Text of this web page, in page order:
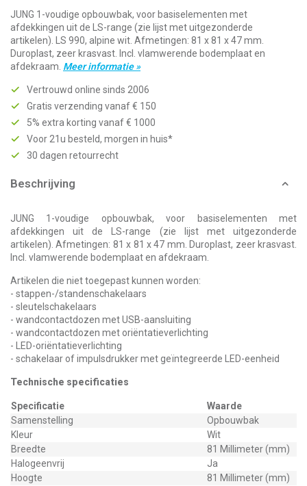
JUNG 1-voudige opbouwbak, voor basiselementen met
afdekkingen uit de LS-range (zie lijst met uitgezonderde
artikelen). LS 990, alpine wit. Afmetingen: 81 x 81 x 47 mm.
Duroplast, zeer krasvast. Incl. vlamwerende bodemplaat en
afdekraam. Meer informatie »
Vertrouwd online sinds 2006
Gratis verzending vanaf € 150
5% extra korting vanaf € 1000
Voor 21u besteld, morgen in huis*
30 dagen retourrecht
Beschrijving
JUNG 1-voudige opbouwbak, voor basiselementen met
afdekkingen uit de LS-range (zie lijst met uitgezonderde
artikelen). Afmetingen: 81 x 81 x 47 mm. Duroplast, zeer krasvast.
Incl. vlamwerende bodemplaat en afdekraam.
Artikelen die niet toegepast kunnen worden:
- stappen-/standenschakelaars
- sleutelschakelaars
- wandcontactdozen met USB-aansluiting
- wandcontactdozen met oriëntatieverlichting
- LED-oriëntatieverlichting
- schakelaar of impulsdrukker met geïntegreerde LED-eenheid
Technische specificaties
Specificatie
Waarde
Samenstelling
Opbouwbak
Kleur
Wit
Breedte
81 Millimeter (mm)
Halogeenvrij
Ja
Hoogte
81 Millimeter (mm)